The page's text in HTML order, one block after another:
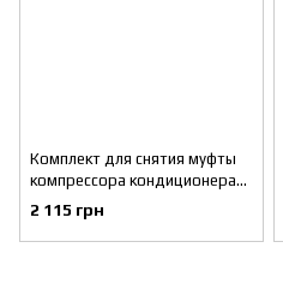
Комплект для снятия муфты
компрессора кондиционера
амер. авто JTC 1609
2 115 грн